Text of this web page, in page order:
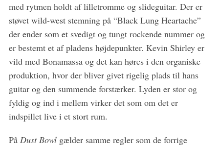
med rytmen holdt af lilletromme og slideguitar. Der er
støvet wild-west stemning på “Black Lung Heartache”
der ender som et svedigt og tungt rockende nummer og
er bestemt et af pladens højdepunkter. Kevin Shirley er
vild med Bonamassa og det kan høres i den organiske
produktion, hvor der bliver givet rigelig plads til hans
guitar og den summende forstærker. Lyden er stor og
fyldig og ind i mellem virker det som om det er
indspillet live i et stort rum.
På Dust Bowl gælder samme regler som de forrige